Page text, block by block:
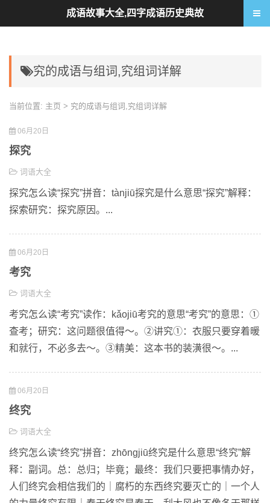
究的成语与组词,究组词详解
当前位置: 主页 > 究的成语与组词,究组词详解
06月20日
探究
词语大全
探究怎么读“探究”拼音：tànjiū探究是什么意思“探究”解释：
探索研究：探究原因。...
06月20日
考究
词语大全
考究怎么读“考究”读作：kǎojiū考究的意思“考究”的意思：①
查考；研究：这问题很值得～。②讲究①：衣服只要穿着暖
和就行，不必多去～。③精美：这本书的装潢很～。...
06月20日
终究
词语大全
终究怎么读“终究”拼音：zhōngjiū终究是什么意思“终究”解
释：副词。总：总归；毕竟；最终：我们只要把事情办好，
人们终究会相信我们的｜腐朽的东西终究要灭亡的｜一个人
成语故事大全,四字成语历史典故